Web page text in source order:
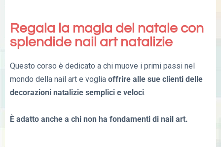
Regala la magia del natale con
splendide nail art natalizie
Questo corso è dedicato a chi muove i primi passi nel
mondo della nail art e voglia offrire alle sue clienti delle
decorazioni natalizie semplici e veloci.
È adatto anche a chi non ha fondamenti di nail art.